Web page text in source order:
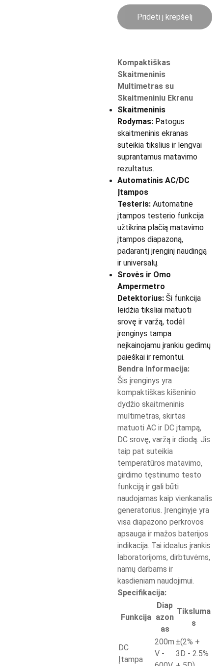
Pridėti į krepšelį
Kompaktiškas
Skaitmeninis
Multimetras su
Skaitmeniniu Ekranu
Skaitmeninis
Rodymas: Patogus
skaitmeninis ekranas
suteikia tikslius ir lengvai
suprantamus matavimo
rezultatus.
Automatinis AC/DC
Įtampos
Testeris: Automatinė
įtampos testerio funkcija
užtikrina plačią matavimo
įtampos diapazoną,
padarantį įrenginį naudingą
ir universalų.
Srovės ir Omo
Ampermetro
Detektorius: Ši funkcija
leidžia tiksliai matuoti
srovę ir varžą, todėl
įrenginys tampa
neįkainojamu įrankiu gedimų
paieškai ir remontui.
Bendra Informacija:
Šis įrenginys yra
kompaktiškas kišeninio
dydžio skaitmeninis
multimetras, skirtas
matuoti AC ir DC įtampą,
DC srovę, varžą ir diodą. Jis
taip pat suteikia
temperatūros matavimo,
girdimo tęstinumo testo
funkciją ir gali būti
naudojamas kaip vienkanalis
generatorius. Įrenginyje yra
visa diapazono perkrovos
apsauga ir mažos baterijos
indikacija. Tai idealus įrankis
laboratorijoms, dirbtuvėms,
namų darbams ir
kasdieniam naudojimui.
Specifikacija:
Funkcija
Diap
azon
as
Tiksluma
s
DC
Įtampa
200m
V -
±(2% +
3D - 2.5%